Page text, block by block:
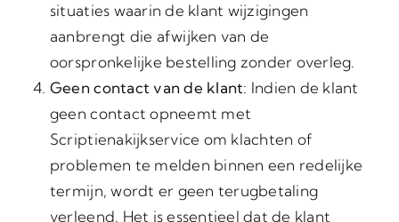
situaties waarin de klant wijzigingen
aanbrengt die afwijken van de
oorspronkelijke bestelling zonder overleg.
Geen contact van de klant: Indien de klant
geen contact opneemt met
Scriptienakijkservice om klachten of
problemen te melden binnen een redelijke
termijn, wordt er geen terugbetaling
verleend. Het is essentieel dat de klant